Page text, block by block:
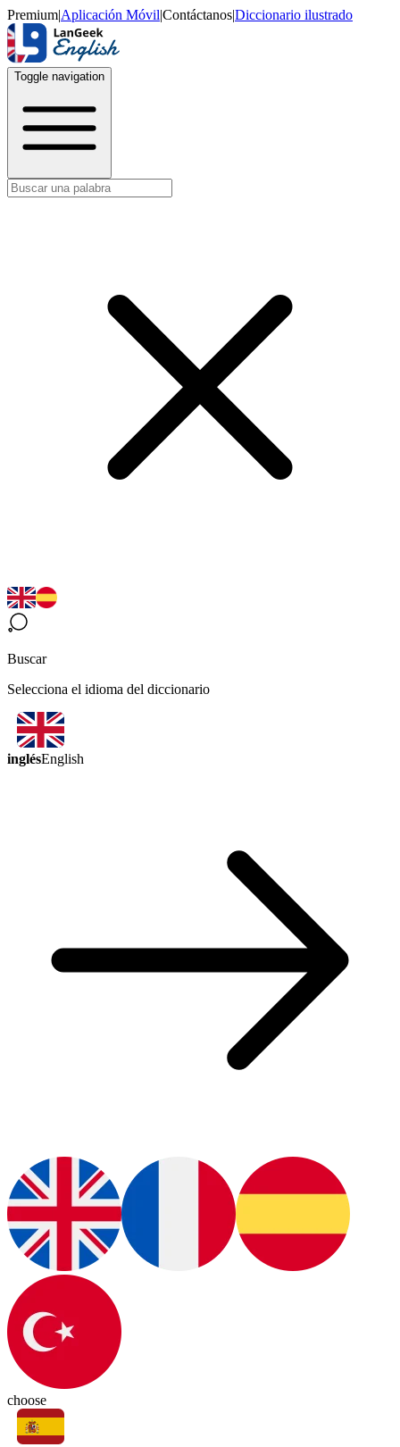
Premium|Aplicación Móvil|Contáctanos|Diccionario ilustrado
Toggle navigation
Buscar
Selecciona el idioma del diccionario
inglésEnglish
choose